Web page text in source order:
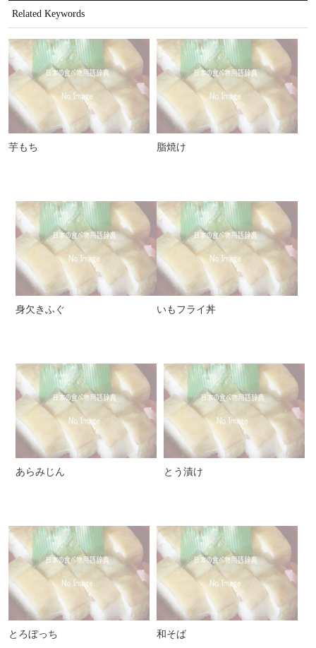
Related Keywords
芋もち 脂焼け
身欠きふぐ いもフライ丼
あらみじん とう漬け
とろぼっち 和そば